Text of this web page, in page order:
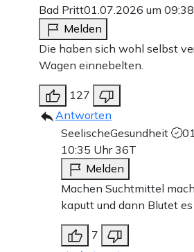
Bad Pritt01.07.2026 um
Melden
Die haben sich wohl selbst
Wagen einnebelten.
127
Antworten
SeelischeGesundheit
10:35 Uhr36T
Melden
Machen Suchtmittel
kaputt und dann Blutet
7